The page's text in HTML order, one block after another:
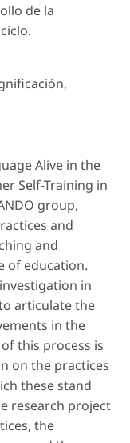
de la
Alive in the
Self-Training in
group,
and
and
of education.
in
articulate the
in the
this process is
on the practices
these stand
research project
the